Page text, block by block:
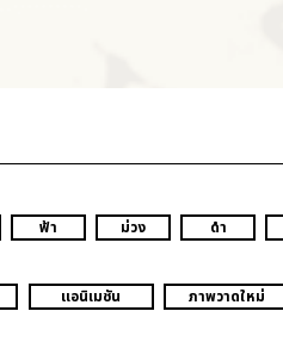
ฟ้า ม่วง ดำ
แอนิเมชัน ภาพวาดใหม่